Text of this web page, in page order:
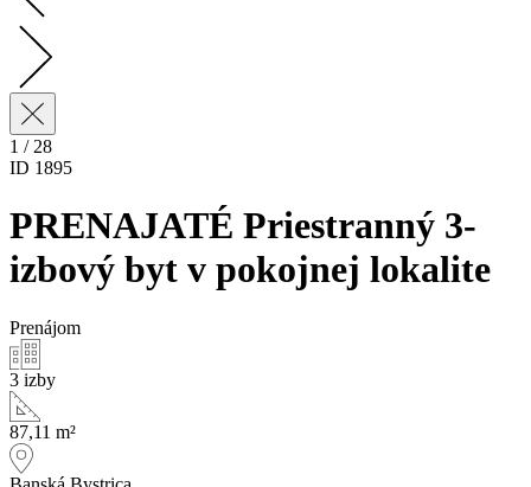
1 / 28
ID 1895
PRENAJATÉ Priestranný 3-
izbový byt v pokojnej lokalite
Prenájom
3 izby
87,11 m²